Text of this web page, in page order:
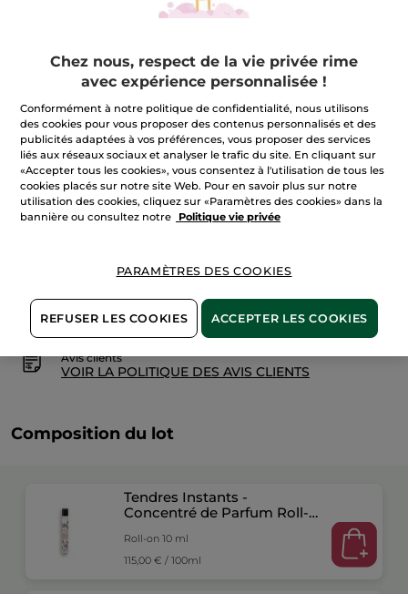
★★★★★
★★★★★
étoiles.
Lire
les
sur
Set
Tendres
(365) AJOUTER UN AVIS
Quantité
AJOUTER AU PANIER
Livraison à partir du12/08
Satisfait ou remboursé
Conditions générales de vente
VOIR LES CONDITIONS GÉNÉRALES ICI
Avis clients
VOIR LA POLITIQUE DES AVIS CLIENTS
Composition du lot
Tendres Instants -
Concentré de Parfum Roll-
Roll-on 10 ml
115,00 € / 100ml
Chez nous, respect de la vie privée rime
avec expérience personnalisée !
Conformément à notre politique de confidentialité, nous utilisons
des cookies pour vous proposer des contenus personnalisés et des
publicités adaptées à vos préférences, vous proposer des services
liés aux réseaux sociaux et analyser le trafic du site. En cliquant sur
«Accepter tous les cookies», vous consentez à l'utilisation de tous les
cookies placés sur notre site Web. Pour en savoir plus sur notre
utilisation des cookies, cliquez sur «Paramètres des cookies» dans la
bannière ou consultez notre
Politique vie privée
PARAMÈTRES DES COOKIES
REFUSER LES COOKIES ACCEPTER LES COOKIES